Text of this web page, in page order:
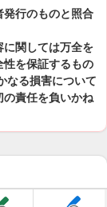
発行のものと照合
に関しては万全を
性を保証するもの
なる損害について
の責任を負いかね